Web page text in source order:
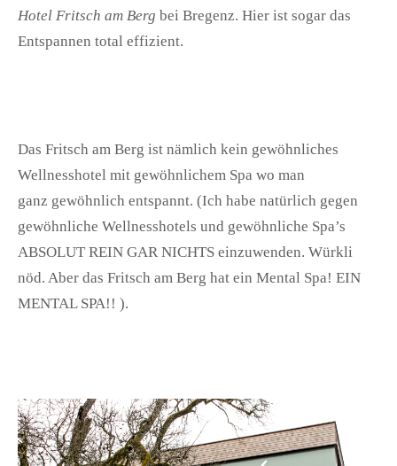
Hotel Fritsch am Berg bei Bregenz. Hier ist sogar das
Entspannen total effizient.
Das Fritsch am Berg ist nämlich kein gewöhnliches
Wellnesshotel mit gewöhnlichem Spa wo man
ganz gewöhnlich entspannt. (Ich habe natürlich gegen
gewöhnliche Wellnesshotels und gewöhnliche Spa’s
ABSOLUT REIN GAR NICHTS einzuwenden. Würkli
nöd. Aber das Fritsch am Berg hat ein Mental Spa! EIN
MENTAL SPA!! ).